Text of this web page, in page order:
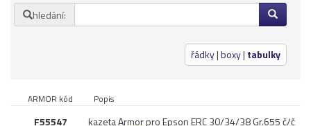
hledání:
řádky|boxy| tabulky
ARMOR kód Popis
F55547
kazeta Armor pro Epson ERC 30/​34/​38 Gr.​655 č/​č